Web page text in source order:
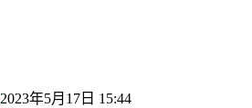
2023年5月17日 15:44